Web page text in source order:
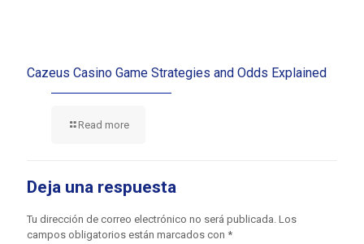
Cazeus Casino Game Strategies and Odds Explained
Read more
Deja una respuesta
Tu dirección de correo electrónico no será publicada. Los
campos obligatorios están marcados con *